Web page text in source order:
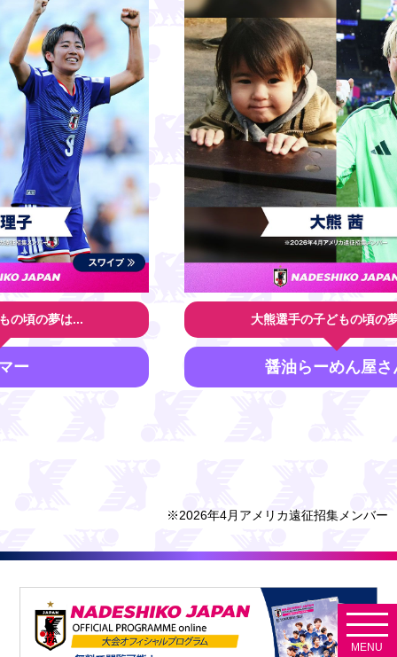
大熊選手の子どもの頃の夢は...
醤油らーめん屋さん
※2026年4月アメリカ遠征招集メンバー
MENU